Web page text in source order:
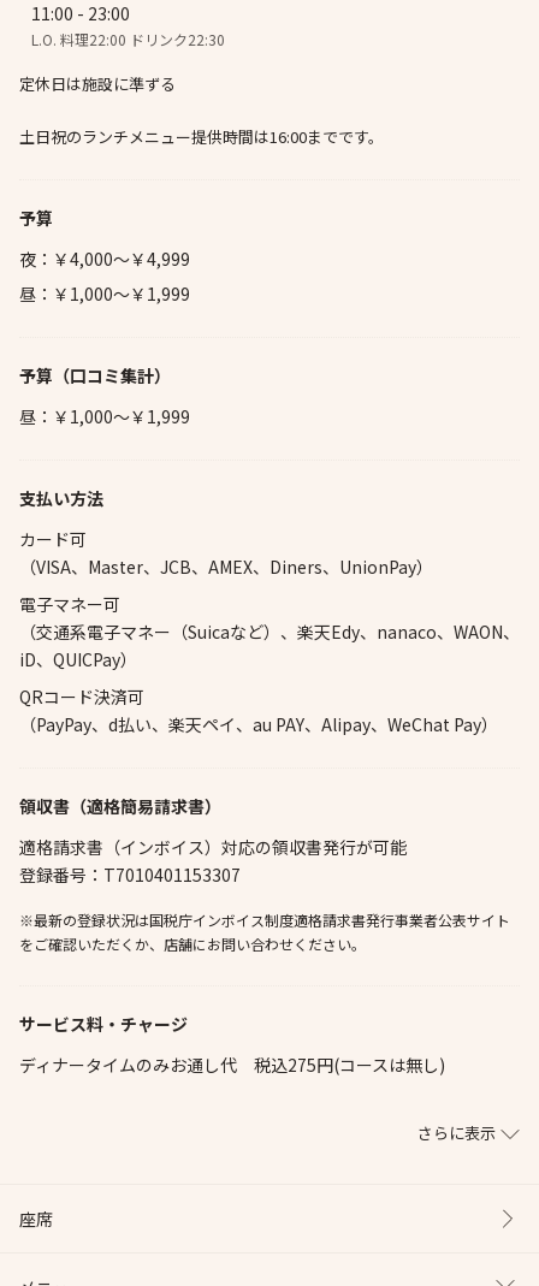
11:00 - 23:00
L.O. 料理22:00 ドリンク22:30
定休日は施設に準ずる
土日祝のランチメニュー提供時間は16:00までです。
予算
夜：￥4,000～￥4,999
昼：￥1,000～￥1,999
予算 （口コミ集計）
昼：￥1,000～￥1,999
支払い方法
カード可
（VISA、Master、JCB、AMEX、Diners、UnionPay）
電子マネー可
（交通系電子マネー（Suicaなど）、楽天Edy、nanaco、WAON、
iD、QUICPay）
QRコード決済可
（PayPay、d払い、楽天ペイ、au PAY、Alipay、WeChat Pay）
領収書（適格簡易請求書）
適格請求書（インボイス）対応の領収書発行が可能
登録番号：T7010401153307
※最新の登録状況は国税庁インボイス制度適格請求書発行事業者公表サイト
をご確認いただくか、店舗にお問い合わせください。
サービス料・チャージ
ディナータイムのみお通し代 税込275円(コースは無し)
さらに表示
座席